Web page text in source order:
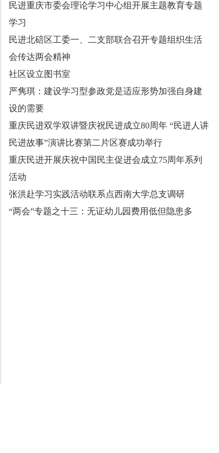
民进重庆市委会理论学习中心组开展主题教育专题
学习
民进北碚区工委一、二支部联合召开专题组织生活
会传达两会精神
社区设立图书室
严隽琪：建设学习型参政党是适应形势加强自身建
设的需要
重庆民进双学双讲暨庆祝民进成立80周年 “民进人讲
民进故事”演讲比赛第二片区赛成功举行
重庆民进开展庆祝中国民主促进会成立75周年系列
活动
张洪赴学习实践活动联系点西南大学总支调研
“两会”专题之十三：无证幼儿园费用低但隐患多